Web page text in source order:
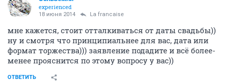
experienced
18 июня 2014 La francaise
мне кажется, стоит отталкиваться от даты свадьбы))
ну и смотря что принципиальнее для вас, дата или
формат торжества))) заявление подадите и всё более-
менее прояснится по этому вопросу у вас))
ОТВЕТИТЬ